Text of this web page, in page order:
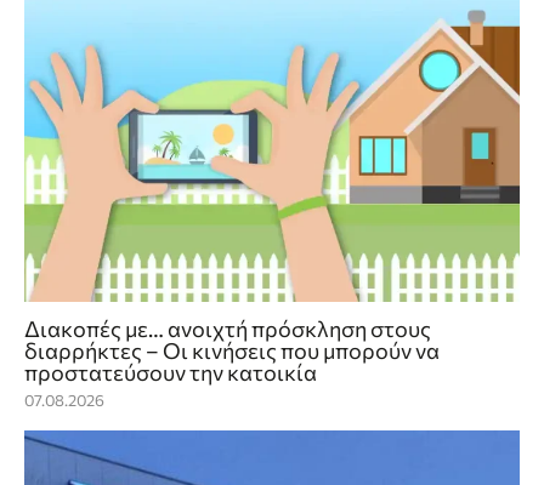
Διακοπές με… ανοιχτή πρόσκληση στους
διαρρήκτες – Οι κινήσεις που μπορούν να
προστατεύσουν την κατοικία
07.08.2026